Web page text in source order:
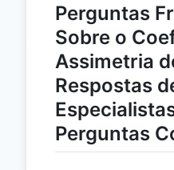
Perguntas
Sobre o
Assimetria
Respostas
Perguntas